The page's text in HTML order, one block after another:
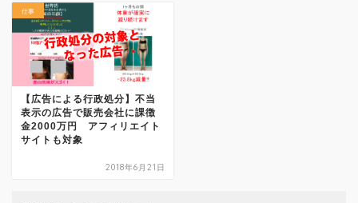
仕事
【広告による行政処分】不当
表示の広告で販売会社に課徴
金2000万円 アフィリエイト
サイトも対象
2018年6月21日